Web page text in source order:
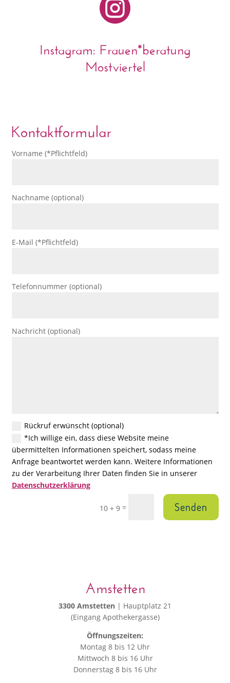

Instagram: Frauen*beratung
Mostviertel
Kontaktformular
Vorname (*Pflichtfeld)
Nachname (optional)
E-Mail (*Pflichtfeld)
Telefonnummer (optional)
Nachricht (optional)
Rückruf erwünscht (optional)
*Ich willige ein, dass diese Website meine
übermittelten Informationen speichert, sodass meine
Anfrage beantwortet werden kann. Weitere Informationen
zu der Verarbeitung Ihrer Daten finden Sie in unserer
Datenschutzerklärung
10 + 9= Senden
Amstetten
3300 Amstetten | Hauptplatz 21
(Eingang Apothekergasse)
Öffnungszeiten:
Montag 8 bis 12 Uhr
Mittwoch 8 bis 16 Uhr
Donnerstag 8 bis 16 Uhr